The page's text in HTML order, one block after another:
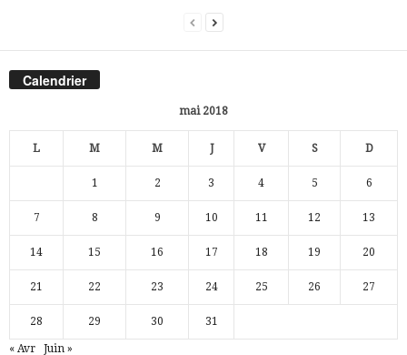
Calendrier
mai 2018
L M M J V S D
1 2 3 4 5 6
7 8 9 10 11 12 13
14 15 16 17 18 19 20
21 22 23 24 25 26 27
28 29 30 31
« Avr Juin »